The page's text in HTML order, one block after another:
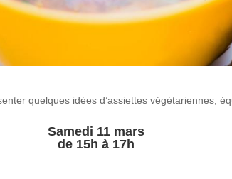
quelques idées d’assiettes végétariennes,
Samedi 11 mars
de 15h à 17h